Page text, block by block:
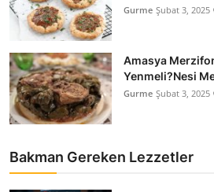
Gurme Şubat 3, 2025
Amasya
Yenmeli?Nesi
Gurme Şubat 3, 2025
Bakman Gereken Lezzetler